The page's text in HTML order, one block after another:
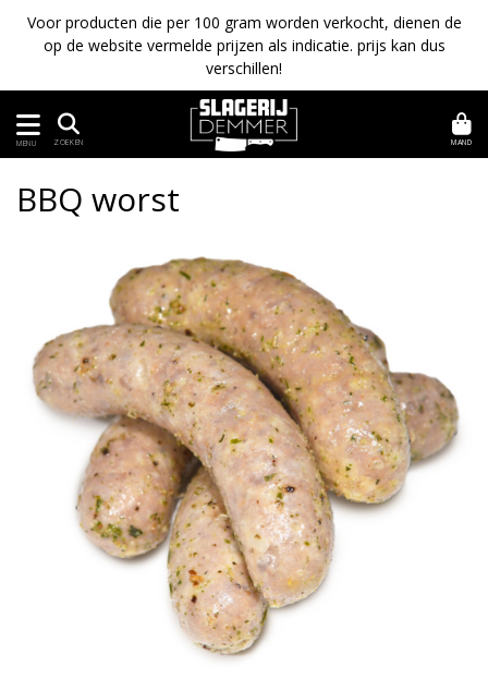
Voor producten die per 100 gram worden verkocht, dienen de
op de website vermelde prijzen als indicatie. prijs kan dus
verschillen!
MENU ZOEKEN MAND
BBQ worst